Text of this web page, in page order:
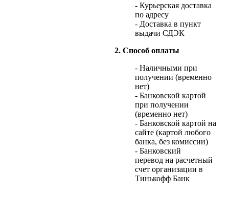
- Курьерская доставка
по адресу
- Доставка в пункт
выдачи СДЭК
2. Способ оплаты
- Наличными при
получении (временно
нет)
- Банковской картой
при получении
(временно нет)
- Банковской картой на
сайте (картой любого
банка, без комиссии)
- Банковский
перевод на расчетный
счет организации в
Тинькофф Банк